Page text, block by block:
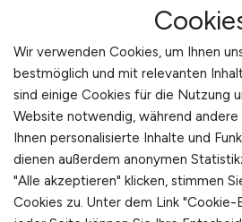
Stellvertretende
Direktion(m/w/d)
medizinisch-
Bereichs
Bezirkskliniken Schwaben
29.07.2026
Kaufbeuren / Forensik
Wir verwenden Cookies, um Ihnen
bestmöglich und mit relevanten
sind einige Cookies für die Nutzung
Website notwendig, während
Ihnen personalisierte Inhalte und
dienen außerdem anonymen
"Alle akzeptieren" klicken, stimmen
Cookies zu. Unter dem Link "Cookie-